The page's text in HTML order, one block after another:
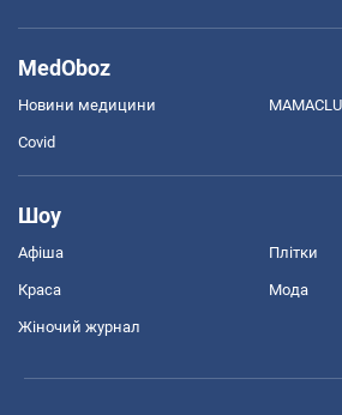
MedOboz
Новини медицини
Covid
Шоу
Афіша Плітки
Краса Мода
Жіночий журнал